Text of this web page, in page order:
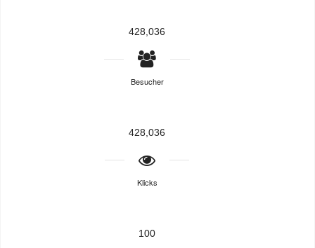
428,036
Besucher
428,036
Klicks
100